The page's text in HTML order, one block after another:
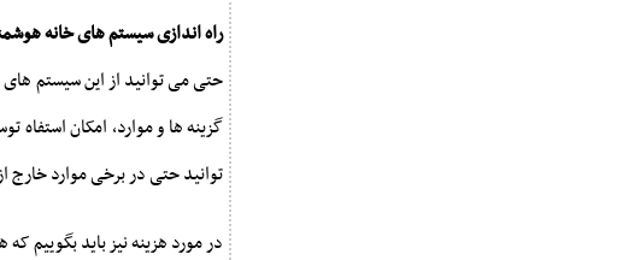
راه اندازی سیستم های خانه
حتی می توانید از این سیستم های
گزینه ها و موارد، امکان
توانید حتی در برخی موارد خارج
در مورد هزینه نیز باید بگوییم